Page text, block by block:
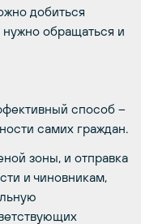
добиться
нужно обращаться и
способ –
самих граждан.
зоны, и отправка
и чиновникам,